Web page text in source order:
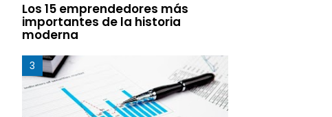
Los 15 emprendedores más
importantes de la historia
moderna